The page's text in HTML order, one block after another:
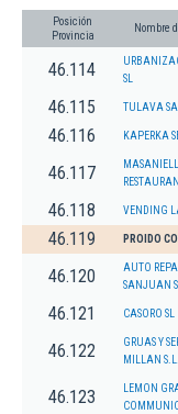
Posición
Provincia
Nombre
46.114
SL
46.115 TULAVA SA
46.116 KAPERKA
46.117
46.118 VENDING
46.119 PROIDO
46.120
AUTO
SANJUAN
46.121 CASORO SL
46.122
GRUAS Y
MILLAN S.L.
46.123
LEMON